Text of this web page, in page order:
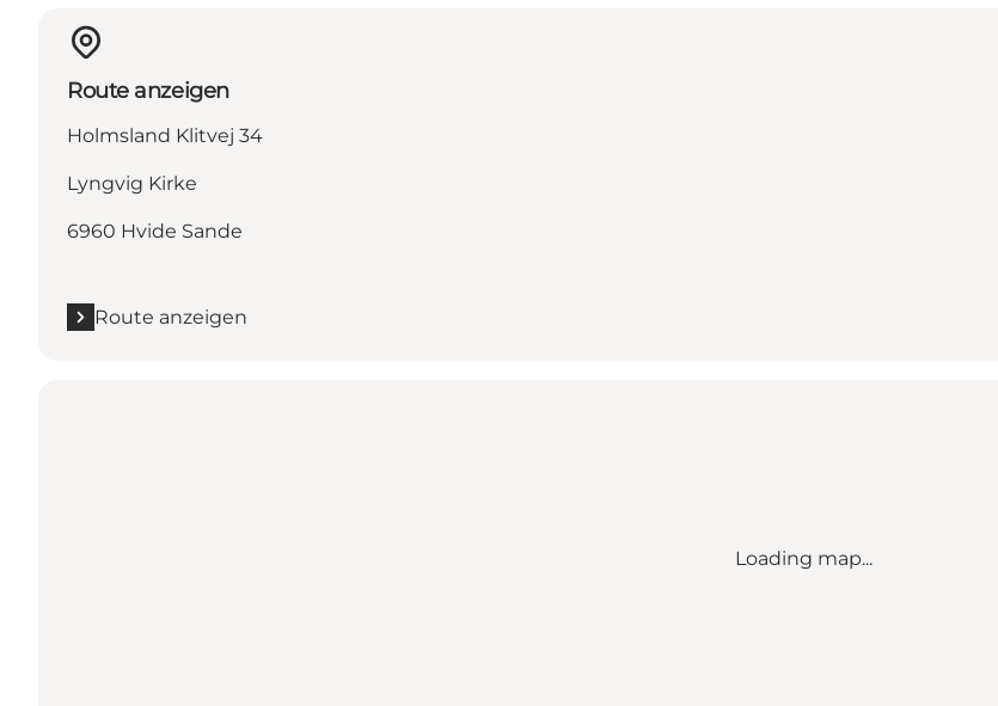
Route anzeigen
Holmsland Klitvej 34
Lyngvig Kirke
6960 Hvide Sande
Route anzeigen
Loading map...